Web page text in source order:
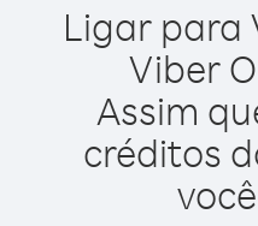
Ligar para
Viber
Assim
créditos